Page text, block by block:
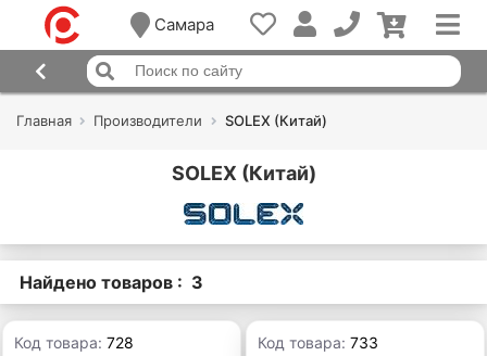
Самара
Главная Производители SOLEX (Китай)
SOLEX (Китай)
Найдено товаров : 3
Код товара:728 Код товара:733